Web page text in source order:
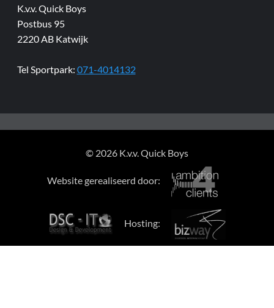
K.v.v. Quick Boys
Postbus 95
2220 AB Katwijk
Tel Sportpark: 071-4014132
© 2026 K.v.v. Quick Boys
Website gerealiseerd door:
Hosting: